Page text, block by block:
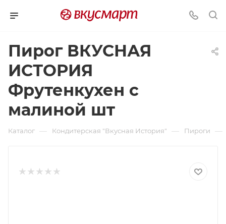
Пирог ВКУСНАЯ
ИСТОРИЯ
Фрутенкухен с
малиной шт
Каталог — Кондитерская "Вкусная История" — Пироги —